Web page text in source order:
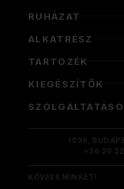
RUHÁZAT
ALKATRÉSZ
TARTOZÉK
KIEGÉSZÍTŐK
1039,
+36 20
KÖVESS MINKET!